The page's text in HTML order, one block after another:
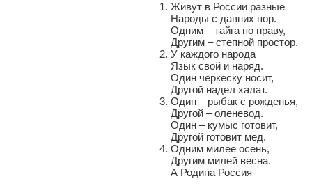
Живут в России
Народы с давних пор.
Одним – тайга по нраву,
Другим – степной простор.
У каждого
Язык свой и наряд.
Один черкеску носит,
Другой надел халат.
Один – рыбак с
Другой – оленевод.
Один – кумыс готовит,
Другой готовит мед.
Одним милее
Другим милей весна.
А Родина Россия